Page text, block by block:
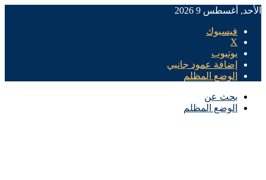
الأحد, أغسطس 9 2026
فيسبوك
X
يوتيوب
إضافة عمود جانبي
الوضع المظلم
بحث عن
الوضع المظلم